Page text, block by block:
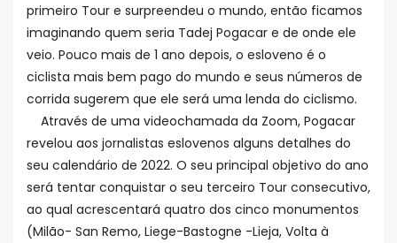
primeiro Tour e surpreendeu o mundo, então ficamos
imaginando quem seria Tadej Pogacar e de onde ele
veio. Pouco mais de 1 ano depois, o esloveno é o
ciclista mais bem pago do mundo e seus números de
corrida sugerem que ele será uma lenda do ciclismo.
Através de uma videochamada da Zoom, Pogacar
revelou aos jornalistas eslovenos alguns detalhes do
seu calendário de 2022. O seu principal objetivo do ano
será tentar conquistar o seu terceiro Tour consecutivo,
ao qual acrescentará quatro dos cinco monumentos
(Milão- San Remo, Liege-Bastogne -Lieja, Volta à